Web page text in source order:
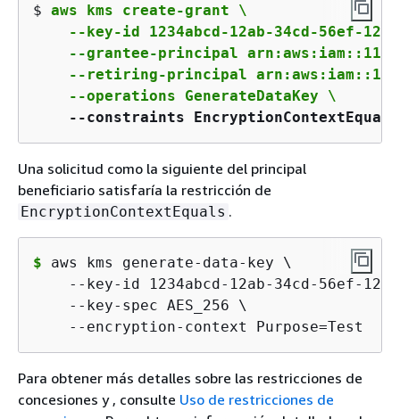
$ aws kms create-grant \
--key-id 1234abcd-12ab-34cd-56ef-
--grantee-principal
--retiring-principal
--constraints
Una solicitud como la siguiente del principal
beneficiario satisfaría la restricción de
EncryptionContextEquals .
$ aws kms generate-data-key \
--key-id 1234abcd-12ab-34cd-56ef-
    --key-spec AES_256 \
    --encryption-context Purpose=Test
Para obtener más detalles sobre las restricciones de
concesiones y , consulte Uso de restricciones de